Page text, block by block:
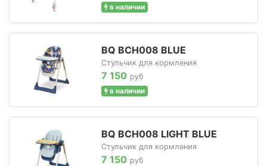
в наличии
BQ BCH008 BLUE
Стульчик для кормления
7 150 руб
в наличии
BQ BCH008 LIGHT BLUE
Стульчик для кормления
7 150 руб